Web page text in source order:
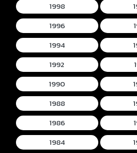
1998
1996
1994
1992
1990
1988
1986
1984